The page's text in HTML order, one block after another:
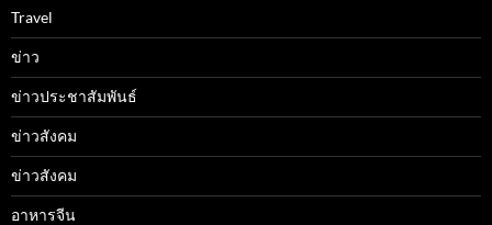
Travel
ข่าว
ข่าวประชาสัมพันธ์
ข่าวสังคม
ข่าวสังคม
อาหารจีน